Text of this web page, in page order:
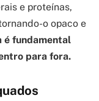
e proteínas,
o opaco e
é fundamental
para fora.